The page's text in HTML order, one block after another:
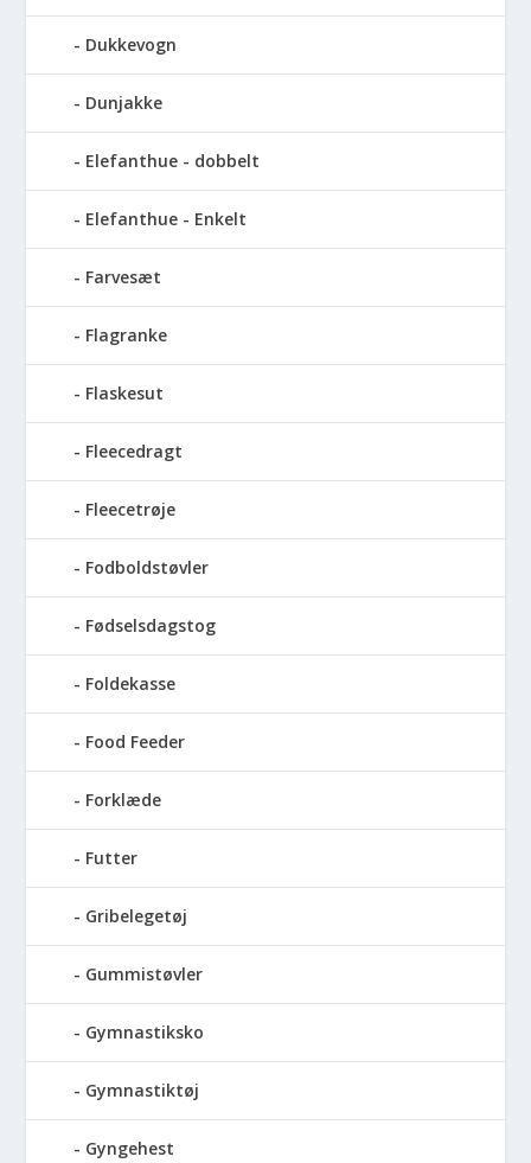
Dukkevogn
Dunjakke
Elefanthue - dobbelt
Elefanthue - Enkelt
Farvesæt
Flagranke
Flaskesut
Fleecedragt
Fleecetrøje
Fodboldstøvler
Fødselsdagstog
Foldekasse
Food Feeder
Forklæde
Futter
Gribelegetøj
Gummistøvler
Gymnastiksko
Gymnastiktøj
Gyngehest